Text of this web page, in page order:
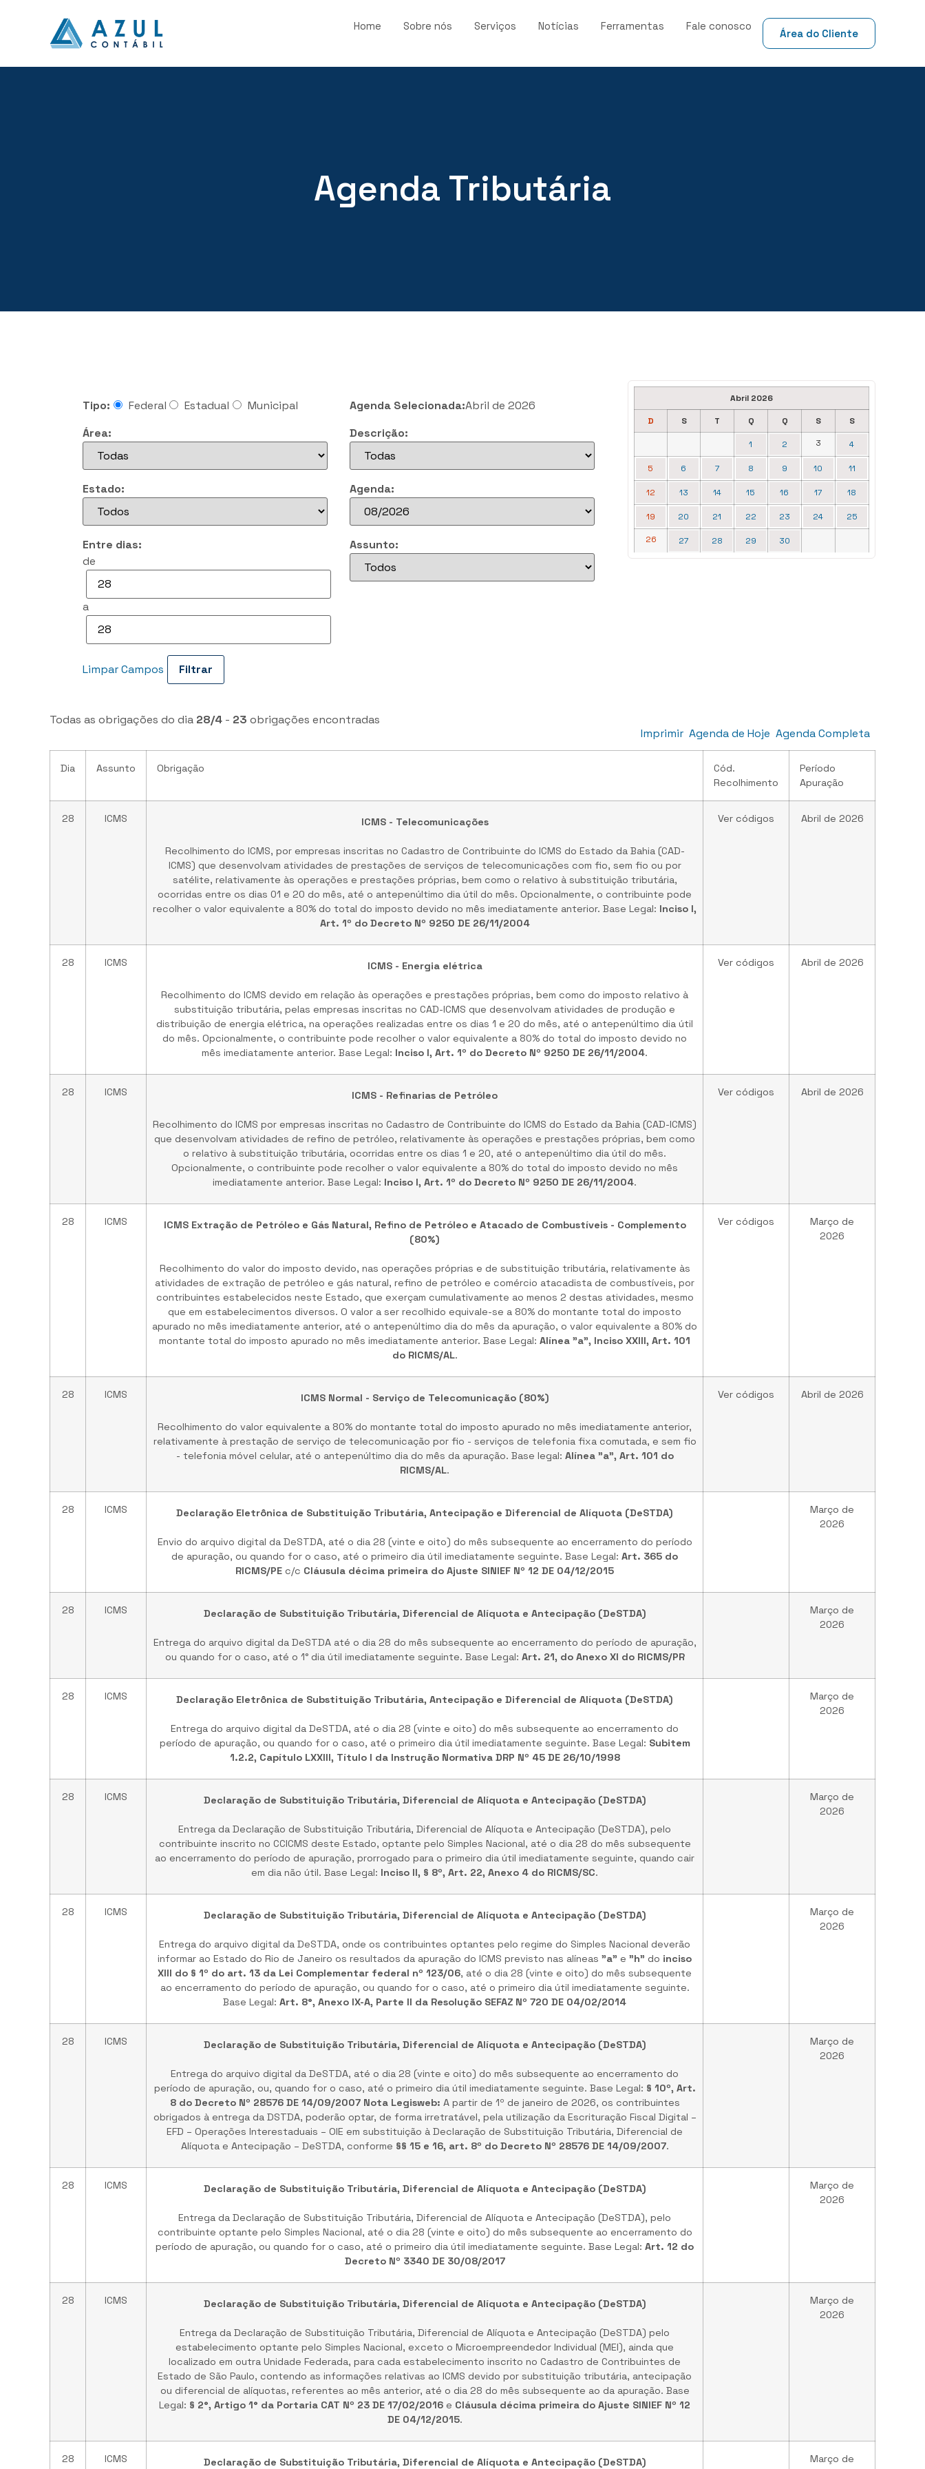
Home Sobre nós Serviços Notícias Ferramentas Fale conosco
Área do Cliente
Agenda Tributária
Tipo: Federal Estadual Municipal Agenda Selecionada:Abril de 2026
Área:
Descrição:
Estado: Agenda:
Entre dias:
de
a
Assunto:
Limpar Campos
Abril 2026
D S T Q Q S S
1 2 3 4
5 6 7 8 9 10 11
12 13 14 15 16 17 18
19 20 21 22 23 24 25
26 27 28 29 30
Agenda Completa
Agenda de Hoje
Imprimir
Todas as obrigações do dia 28/4 - 23 obrigações encontradas
Dia Assunto Obrigação
Cód.
Recolhimento
Período
Apuração
28 ICMS ICMS - Telecomunicações
Recolhimento do ICMS, por empresas inscritas no Cadastro de Contribuinte do ICMS do Estado da Bahia (CAD-
ICMS) que desenvolvam atividades de prestações de serviços de telecomunicações com fio, sem fio ou por
satélite, relativamente às operações e prestações próprias, bem como o relativo à substituição tributária,
ocorridas entre os dias 01 e 20 do mês, até o antepenúltimo dia útil do mês. Opcionalmente, o contribuinte pode
recolher o valor equivalente a 80% do total do imposto devido no mês imediatamente anterior. Base Legal: Inciso I,
Art. 1º do Decreto Nº 9250 DE 26/11/2004
Ver códigos Abril de 2026
28 ICMS ICMS - Energia elétrica
Recolhimento do ICMS devido em relação às operações e prestações próprias, bem como do imposto relativo à
substituição tributária, pelas empresas inscritas no CAD-ICMS que desenvolvam atividades de produção e
distribuição de energia elétrica, na operações realizadas entre os dias 1 e 20 do mês, até o antepenúltimo dia útil
do mês. Opcionalmente, o contribuinte pode recolher o valor equivalente a 80% do total do imposto devido no
mês imediatamente anterior. Base Legal: Inciso I, Art. 1º do Decreto Nº 9250 DE 26/11/2004.
Ver códigos Abril de 2026
28 ICMS ICMS - Refinarias de Petróleo
Recolhimento do ICMS por empresas inscritas no Cadastro de Contribuinte do ICMS do Estado da Bahia (CAD-ICMS)
que desenvolvam atividades de refino de petróleo, relativamente às operações e prestações próprias, bem como
o relativo à substituição tributária, ocorridas entre os dias 1 e 20, até o antepenúltimo dia útil do mês.
Opcionalmente, o contribuinte pode recolher o valor equivalente a 80% do total do imposto devido no mês
imediatamente anterior. Base Legal: Inciso I, Art. 1º do Decreto Nº 9250 DE 26/11/2004.
Ver códigos Abril de 2026
28 ICMS
ICMS Extração de Petróleo e Gás Natural, Refino de Petróleo e Atacado de Combustíveis - Complemento
(80%)
Recolhimento do valor do imposto devido, nas operações próprias e de substituição tributária, relativamente às
atividades de extração de petróleo e gás natural, refino de petróleo e comércio atacadista de combustíveis, por
contribuintes estabelecidos neste Estado, que exerçam cumulativamente ao menos 2 destas atividades, mesmo
que em estabelecimentos diversos. O valor a ser recolhido equivale-se a 80% do montante total do imposto
apurado no mês imediatamente anterior, até o antepenúltimo dia do mês da apuração, o valor equivalente a 80% do
montante total do imposto apurado no mês imediatamente anterior. Base Legal: Alínea "a", Inciso XXIII, Art. 101
do RICMS/AL.
Ver códigos
Março de
2026
28 ICMS ICMS Normal - Serviço de Telecomunicação (80%)
Recolhimento do valor equivalente a 80% do montante total do imposto apurado no mês imediatamente anterior,
relativamente à prestação de serviço de telecomunicação por fio - serviços de telefonia fixa comutada, e sem fio
- telefonia móvel celular, até o antepenúltimo dia do mês da apuração. Base legal: Alínea "a", Art. 101 do
RICMS/AL.
Ver códigos Abril de 2026
28 ICMS Declaração Eletrônica de Substituição Tributária, Antecipação e Diferencial de Alíquota (DeSTDA)
Envio do arquivo digital da DeSTDA, até o dia 28 (vinte e oito) do mês subsequente ao encerramento do período
de apuração, ou quando for o caso, até o primeiro dia útil imediatamente seguinte. Base Legal: Art. 365 do
RICMS/PE c/c Cláusula décima primeira do Ajuste SINIEF Nº 12 DE 04/12/2015
Março de
2026
28 ICMS Declaração de Substituição Tributária, Diferencial de Alíquota e Antecipação (DeSTDA)
Entrega do arquivo digital da DeSTDA até o dia 28 do mês subsequente ao encerramento do período de apuração,
ou quando for o caso, até o 1° dia útil imediatamente seguinte. Base Legal: Art. 21, do Anexo XI do RICMS/PR
Março de
2026
28 ICMS Declaração Eletrônica de Substituição Tributária, Antecipação e Diferencial de Alíquota (DeSTDA)
Entrega do arquivo digital da DeSTDA, até o dia 28 (vinte e oito) do mês subsequente ao encerramento do
período de apuração, ou quando for o caso, até o primeiro dia útil imediatamente seguinte. Base Legal: Subitem
1.2.2, Capítulo LXXIII, Título I da Instrução Normativa DRP Nº 45 DE 26/10/1998
Março de
2026
28 ICMS Declaração de Substituição Tributária, Diferencial de Alíquota e Antecipação (DeSTDA)
Entrega da Declaração de Substituição Tributária, Diferencial de Alíquota e Antecipação (DeSTDA), pelo
contribuinte inscrito no CCICMS deste Estado, optante pelo Simples Nacional, até o dia 28 do mês subsequente
ao encerramento do período de apuração, prorrogado para o primeiro dia útil imediatamente seguinte, quando cair
em dia não útil. Base Legal: Inciso II, § 8º, Art. 22, Anexo 4 do RICMS/SC.
Março de
2026
28 ICMS Declaração de Substituição Tributária, Diferencial de Alíquota e Antecipação (DeSTDA)
Entrega do arquivo digital da DeSTDA, onde os contribuintes optantes pelo regime do Simples Nacional deverão
informar ao Estado do Rio de Janeiro os resultados da apuração do ICMS previsto nas alíneas "a" e "h" do inciso
XIII do § 1º do art. 13 da Lei Complementar federal nº 123/06, até o dia 28 (vinte e oito) do mês subsequente
ao encerramento do período de apuração, ou quando for o caso, até o primeiro dia útil imediatamente seguinte.
Base Legal: Art. 8°, Anexo IX-A, Parte II da Resolução SEFAZ Nº 720 DE 04/02/2014
Março de
2026
28 ICMS Declaração de Substituição Tributária, Diferencial de Alíquota e Antecipação (DeSTDA)
Entrega do arquivo digital da DeSTDA, até o dia 28 (vinte e oito) do mês subsequente ao encerramento do
período de apuração, ou, quando for o caso, até o primeiro dia útil imediatamente seguinte. Base Legal: § 10º, Art.
8 do Decreto Nº 28576 DE 14/09/2007 Nota Legisweb: A partir de 1º de janeiro de 2026, os contribuintes
obrigados à entrega da DSTDA, poderão optar, de forma irretratável, pela utilização da Escrituração Fiscal Digital –
EFD – Operações Interestaduais – OIE em substituição à Declaração de Substituição Tributária, Diferencial de
Alíquota e Antecipação – DeSTDA, conforme §§ 15 e 16, art. 8º do Decreto Nº 28576 DE 14/09/2007.
Março de
2026
28 ICMS Declaração de Substituição Tributária, Diferencial de Alíquota e Antecipação (DeSTDA)
Entrega da Declaração de Substituição Tributária, Diferencial de Alíquota e Antecipação (DeSTDA), pelo
contribuinte optante pelo Simples Nacional, até o dia 28 (vinte e oito) do mês subsequente ao encerramento do
período de apuração, ou quando for o caso, até o primeiro dia útil imediatamente seguinte. Base Legal: Art. 12 do
Decreto Nº 3340 DE 30/08/2017
Março de
2026
28 ICMS Declaração de Substituição Tributária, Diferencial de Alíquota e Antecipação (DeSTDA)
Entrega da Declaração de Substituição Tributária, Diferencial de Alíquota e Antecipação (DeSTDA) pelo
estabelecimento optante pelo Simples Nacional, exceto o Microempreendedor Individual (MEI), ainda que
localizado em outra Unidade Federada, para cada estabelecimento inscrito no Cadastro de Contribuintes de
Estado de São Paulo, contendo as informações relativas ao ICMS devido por substituição tributária, antecipação
ou diferencial de alíquotas, referentes ao mês anterior, até o dia 28 do mês subsequente ao da apuração. Base
Legal: § 2°, Artigo 1° da Portaria CAT Nº 23 DE 17/02/2016 e Cláusula décima primeira do Ajuste SINIEF Nº 12
DE 04/12/2015.
Março de
2026
28 ICMS Declaração de Substituição Tributária, Diferencial de Alíquota e Antecipação (DeSTDA)
Março de